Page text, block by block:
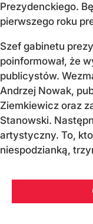
Prezydenckiego.
pierwszego roku
Szef gabinetu
poinformował, że
publicystów.
Andrzej Nowak,
Ziemkiewicz oraz
Stanowski.
artystyczny. To,
niespodzianką,